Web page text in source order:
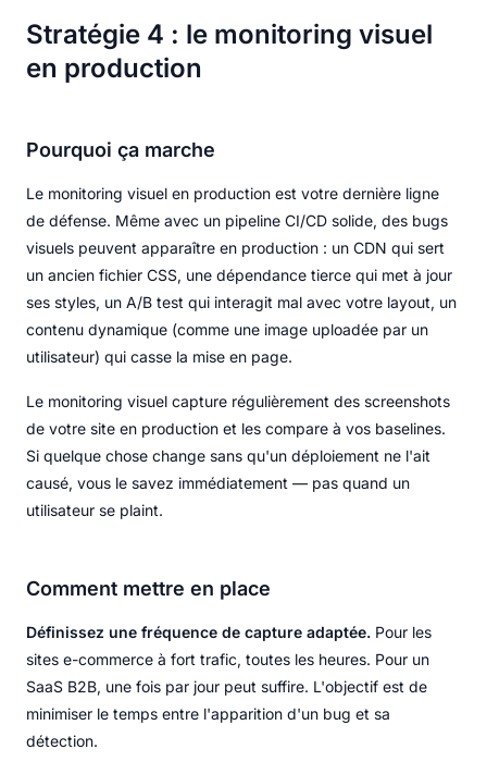
Stratégie 4 : le monitoring visuel
en production
Pourquoi ça marche
Le monitoring visuel en production est votre dernière ligne
de défense. Même avec un pipeline CI/CD solide, des bugs
visuels peuvent apparaître en production : un CDN qui sert
un ancien fichier CSS, une dépendance tierce qui met à jour
ses styles, un A/B test qui interagit mal avec votre layout, un
contenu dynamique (comme une image uploadée par un
utilisateur) qui casse la mise en page.
Le monitoring visuel capture régulièrement des screenshots
de votre site en production et les compare à vos baselines.
Si quelque chose change sans qu'un déploiement ne l'ait
causé, vous le savez immédiatement — pas quand un
utilisateur se plaint.
Comment mettre en place
Définissez une fréquence de capture adaptée. Pour les
sites e-commerce à fort trafic, toutes les heures. Pour un
SaaS B2B, une fois par jour peut suffire. L'objectif est de
minimiser le temps entre l'apparition d'un bug et sa
détection.